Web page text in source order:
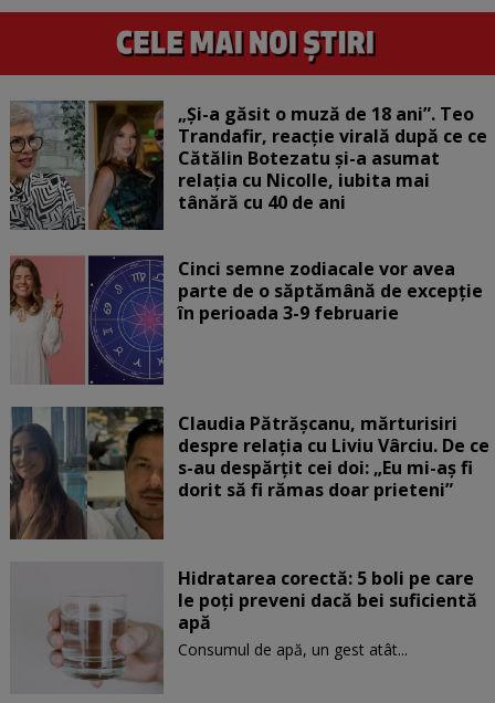
„Și-a găsit o muză de 18 ani”. Teo
Trandafir, reacție virală după ce ce
Cătălin Botezatu și-a asumat
relația cu Nicolle, iubita mai
tânără cu 40 de ani
Cinci semne zodiacale vor avea
parte de o săptămână de excepție
în perioada 3-9 februarie
Claudia Pătrășcanu, mărturisiri
despre relația cu Liviu Vârciu. De ce
s-au despărțit cei doi: „Eu mi-aș fi
dorit să fi rămas doar prieteni”
Hidratarea corectă: 5 boli pe care
le poți preveni dacă bei suficientă
apă
Consumul de apă, un gest atât...